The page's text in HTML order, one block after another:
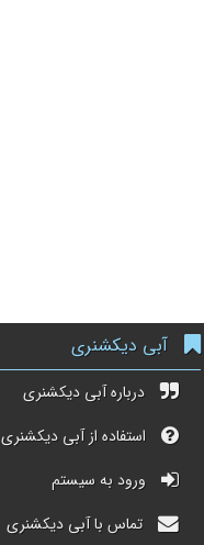
آبی دیکشنری
درباره آبی دیکشنری
استفاده از آبی دیکشنری
ورود به سیستم
تماس با آبی دیکشنری